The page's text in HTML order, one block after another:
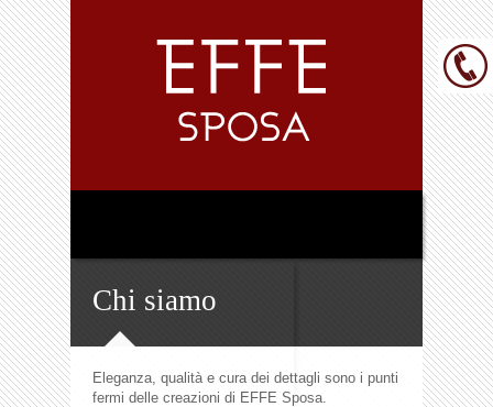
Chi siamo
Eleganza, qualità e cura dei dettagli sono i punti
fermi delle creazioni di EFFE Sposa.